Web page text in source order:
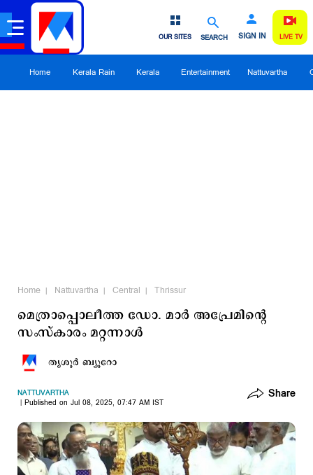
SEARCH SIGN IN
OUR SITES LIVE TV
Home Kerala Rain Kerala Entertainment Nattuvartha
Home Nattuvartha Central Thrissur
മെത്രാപ്പൊലീത്ത ഡോ. മാര്‍ അപ്രേമിന്‍റെ
സംസ്കാരം മറ്റന്നാള്‍ ​
തൃശൂര്‍ ബ്യൂറോ
NATTUVARTHA
Published on Jul 08, 2025, 07:47 AM IST
Share